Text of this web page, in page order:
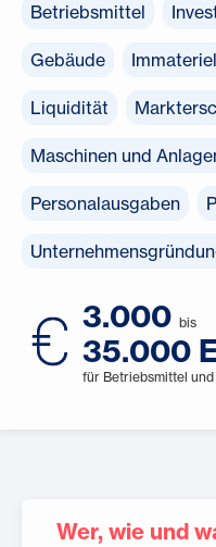
3.000 bis
35.000
für Betriebsmittel
Betriebsmittel
Gebäude
Liquidität
Maschinen und
Personalausgaben
Wer, wie und